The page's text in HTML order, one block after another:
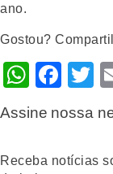
ano.
Gostou?
Assine nossa
Receba notícias